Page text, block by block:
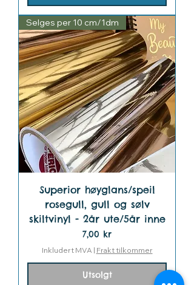
Selges per 10 cm/1dm
Superior høyglans/speil
rosegull, gull og sølv
skiltvinyl - 2år ute/5år inne
Pris
7,00 kr
Inkludert MVA | Frakt tilkommer
Utsolgt